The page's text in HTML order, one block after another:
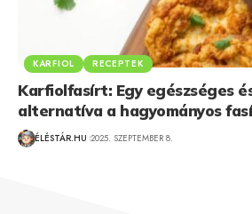
KARFIOL RECEPTEK
Karfiolfasírt: Egy egészséges
alternatíva a hagyományos
ÉLÉSTÁR.HU 2025. SZEPTEMBER 8.